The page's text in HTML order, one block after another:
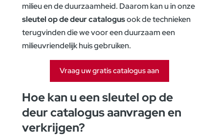
milieu en de duurzaamheid. Daarom kan u in onze
sleutel op de deur catalogusook de technieken
terugvinden die we voor een duurzaam een
milieuvriendelijk huis gebruiken.
Vraag uw gratis catalogus aan
Hoe kan u eensleutel op de
deur catalogusaanvragen en
verkrijgen?